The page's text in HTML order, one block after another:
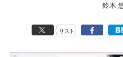
鈴木
リスト